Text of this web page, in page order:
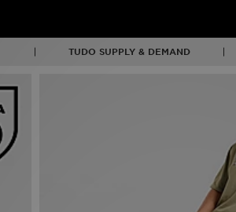
TUDO SUPPLY & DEMAND